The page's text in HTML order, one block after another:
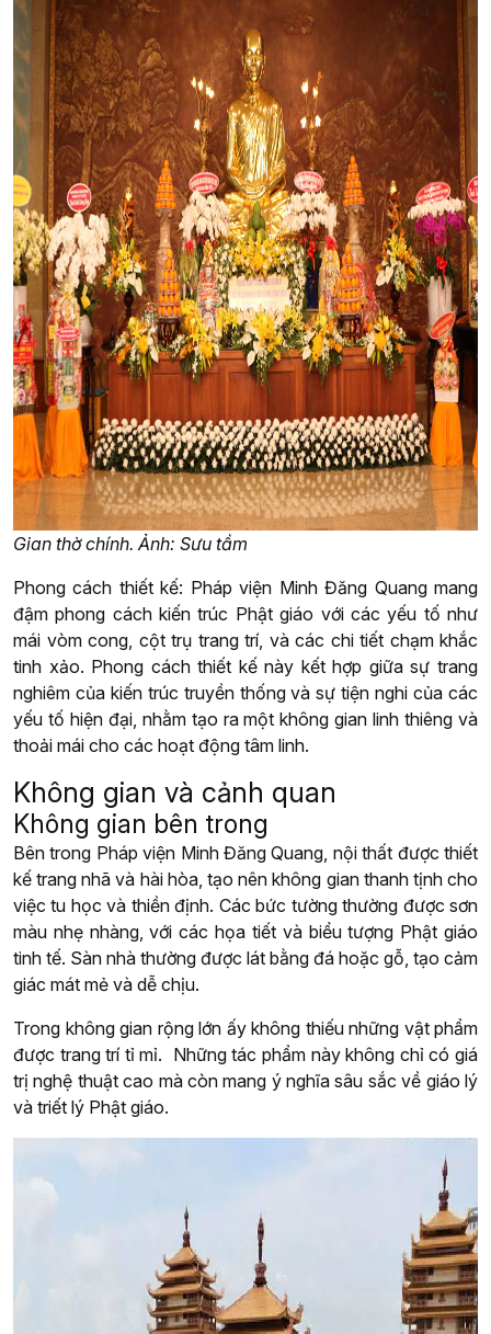
Gian thờ chính. Ảnh: Sưu tầm
Phong cách thiết kế: Pháp viện Minh Đăng Quang mang
đậm phong cách kiến trúc Phật giáo với các yếu tố như
mái vòm cong, cột trụ trang trí, và các chi tiết chạm khắc
tinh xảo. Phong cách thiết kế này kết hợp giữa sự trang
nghiêm của kiến trúc truyền thống và sự tiện nghi của các
yếu tố hiện đại, nhằm tạo ra một không gian linh thiêng và
thoải mái cho các hoạt động tâm linh.
Không gian và cảnh quan
Không gian bên trong
Bên trong Pháp viện Minh Đăng Quang, nội thất được thiết
kế trang nhã và hài hòa, tạo nên không gian thanh tịnh cho
việc tu học và thiền định. Các bức tường thường được sơn
màu nhẹ nhàng, với các họa tiết và biểu tượng Phật giáo
tinh tế. Sàn nhà thường được lát bằng đá hoặc gỗ, tạo cảm
giác mát mẻ và dễ chịu.
Trong không gian rộng lớn ấy không thiếu những vật phẩm
được trang trí tỉ mỉ. Những tác phẩm này không chỉ có giá
trị nghệ thuật cao mà còn mang ý nghĩa sâu sắc về giáo lý
và triết lý Phật giáo.